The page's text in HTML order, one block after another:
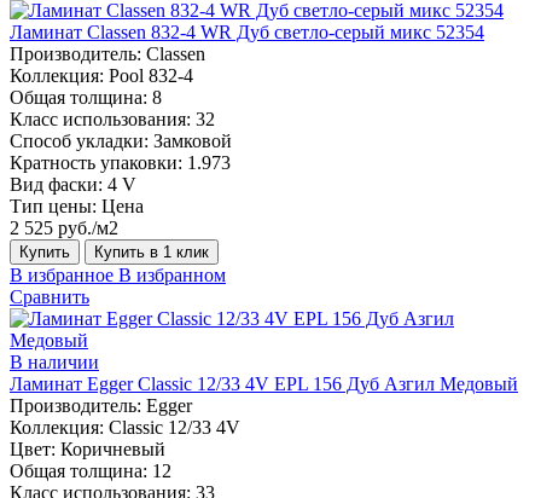
Ламинат Classen 832-4 WR Дуб светло-серый микс 52354
Производитель: Classen
Коллекция: Pool 832-4
Общая толщина: 8
Класс использования: 32
Способ укладки: Замковой
Кратность упаковки: 1.973
Вид фаски: 4 V
Тип цены: Цена
2 525 руб./м2
Купить Купить в 1 клик
В избранное В избранном
Сравнить
В наличии
Ламинат Egger Classic 12/33 4V EPL 156 Дуб Азгил Медовый
Производитель: Egger
Коллекция: Classic 12/33 4V
Цвет: Коричневый
Общая толщина: 12
Класс использования: 33